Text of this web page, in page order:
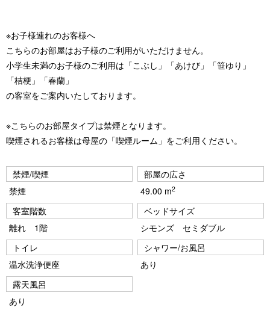
※お子様連れのお客様へ
こちらのお部屋はお子様のご利用がいただけません。
小学生未満のお子様のご利用は「こぶし」「あけび」「笹ゆり」
「桔梗」「春蘭」
の客室をご案内いたしております。
※こちらのお部屋タイプは禁煙となります。
喫煙されるお客様は母屋の「喫煙ルーム」をご利用ください。
禁煙/喫煙
禁煙
部屋の広さ
49.00 m2
客室階数
離れ 1階
ベッドサイズ
シモンズ セミダブル
トイレ
温水洗浄便座
シャワー/お風呂
あり
露天風呂
あり